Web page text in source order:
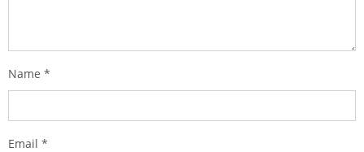
Name *
Email *